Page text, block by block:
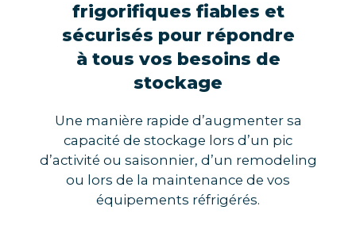
frigorifiques fiables et
sécurisés pour répondre
à tous vos besoins de
stockage
Une manière rapide d’augmenter sa
capacité de stockage lors d’un pic
d’activité ou saisonnier, d’un remodeling
ou lors de la maintenance de vos
équipements réfrigérés.